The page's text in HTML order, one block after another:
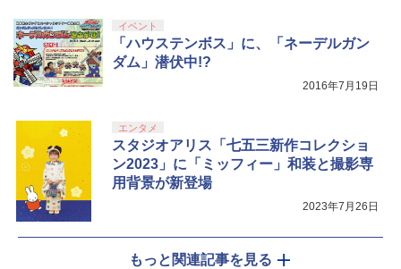
イベント
「ハウステンボス」に、「ネーデルガン
ダム」潜伏中!?
2016年7月19日
エンタメ
スタジオアリス「七五三新作コレクショ
ン2023」に「ミッフィー」和装と撮影専
用背景が新登場
2023年7月26日
もっと関連記事を見る